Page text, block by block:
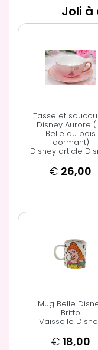
Joli à
Tasse et
Disney Aurore
Belle au bois
dormant)
Disney article
€ 26,00
Mug Belle
Britto
Vaisselle
€ 18,00